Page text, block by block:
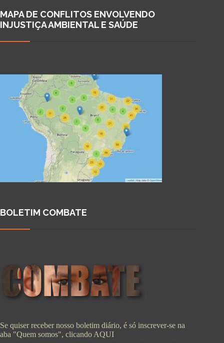
MAPA DE CONFLITOS ENVOLVENDO
INJUSTIÇA AMBIENTAL E SAÚDE
BOLETIM COMBATE
Se quiser receber nosso boletim diário, é só inscrever-se na
aba "Quem somos", clicando AQUI